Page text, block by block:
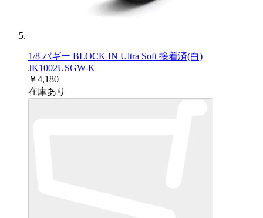
1/8 バギー BLOCK IN Ultra Soft 接着済(白)
JK1002USGW-K
￥4,180
在庫あり